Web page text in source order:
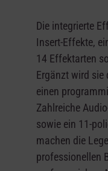
Die integrierte
Insert-Effekte,
14 Effektarten
Ergänzt wird
einen
Zahlreiche
sowie ein 11-
machen die
professionellen